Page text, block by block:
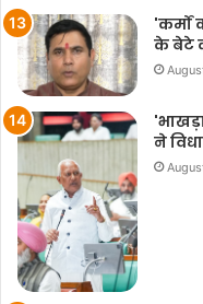
के बेटे
ने